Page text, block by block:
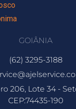
GOIÂNIA
(62) 3295-3188
206, Lote 34 -
CEP:74435-190